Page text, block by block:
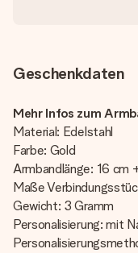
Geschenkdaten
Mehr Infos zum
Material: Edelstahl
Farbe: Gold
Armbandlänge: 16 cm
Maße
Gewicht: 3 Gramm
Personalisierung: mit